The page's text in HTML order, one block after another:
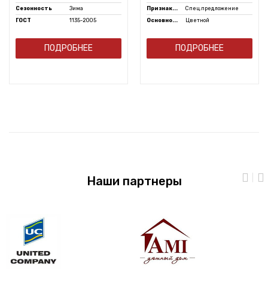
Сезонность
Зима
ГОСТ
1135-2005
ПОДРОБНЕЕ
Признак...
Спец.предложение
Основно...
Цветной
ПОДРОБНЕЕ
Наши партнеры